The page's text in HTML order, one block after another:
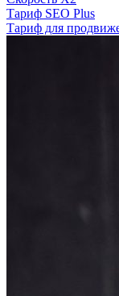
Тариф SEO Plus
Тариф для